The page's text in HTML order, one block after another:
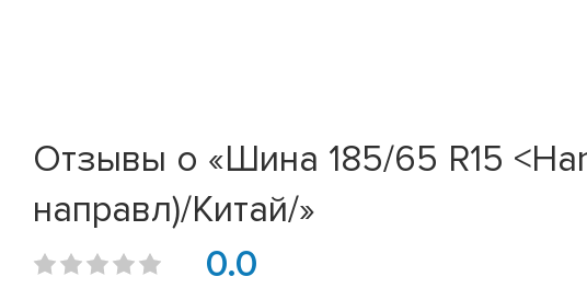
Отзывы о «Шина 185/65 R15
направл)/Китай/»
0.0